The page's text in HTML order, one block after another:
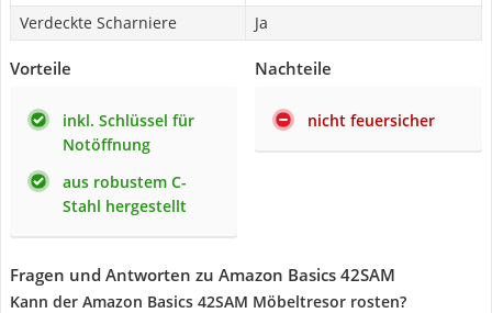
Verdeckte Scharniere
Ja
Vorteile
inkl. Schlüssel für
Notöffnung
aus robustem C-
Stahl hergestellt
Nachteile
nicht feuersicher
Fragen und Antworten zu Amazon Basics 42SAM
Kann der Amazon Basics 42SAM Möbeltresor rosten?